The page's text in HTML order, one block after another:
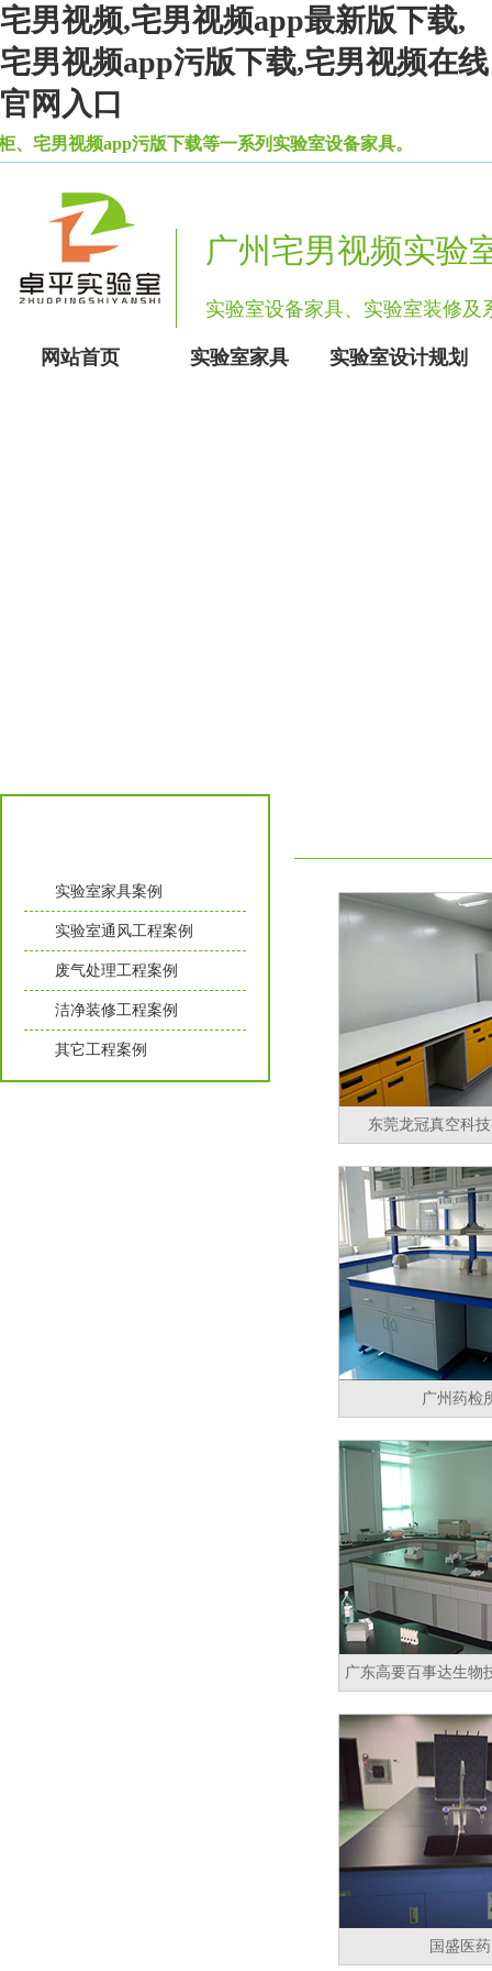
宅男视频,宅男视频app最新版下载,
宅男视频app污版下载,宅男视频在线
官网入口
宅男视频app污版下载等一系列实验室设备家具。
广州宅男视频实验
实验室设备家具、实验室装修
网站首页 实验室家具 实验室设计规划
实验室家具案例
实验室通风工程案例
废气处理工程案例
洁净装修工程案例
其它工程案例
东莞龙冠真空科
广州药检
广东高要百事达生物
国盛医药